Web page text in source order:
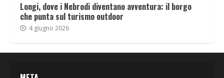
Longi, dove i Nebrodi diventano avventura: il borgo
che punta sul turismo outdoor
4 giugno 2026